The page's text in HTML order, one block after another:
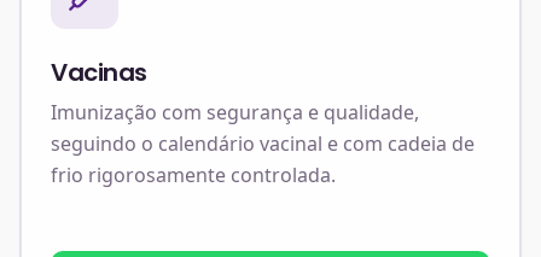
Vacinas
Imunização com segurança e qualidade,
seguindo o calendário vacinal e com cadeia de
frio rigorosamente controlada.